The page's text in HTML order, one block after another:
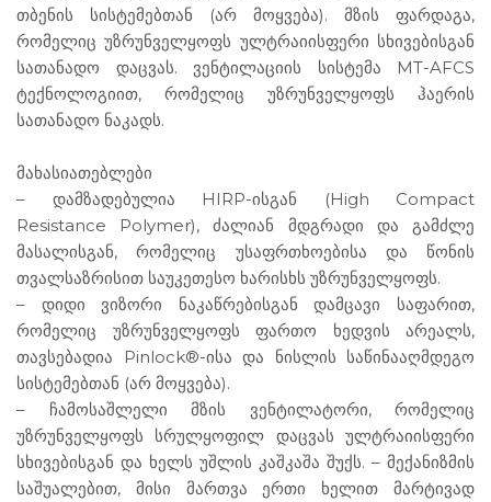
თბენის სისტემებთან (არ მოყვება). მზის ფარდაგა,
რომელიც უზრუნველყოფს ულტრაიისფერი სხივებისგან
სათანადო დაცვას. ვენტილაციის სისტემა MT-AFCS
ტექნოლოგიით, რომელიც უზრუნველყოფს ჰაერის
სათანადო ნაკადს.
მახასიათებლები
– დამზადებულია HIRP-ისგან (High Compact
Resistance Polymer), ძალიან მდგრადი და გამძლე
მასალისგან, რომელიც უსაფრთხოებისა და წონის
თვალსაზრისით საუკეთესო ხარისხს უზრუნველყოფს.
– დიდი ვიზორი ნაკაწრებისგან დამცავი საფარით,
რომელიც უზრუნველყოფს ფართო ხედვის არეალს,
თავსებადია Pinlock®-ისა და ნისლის საწინააღმდეგო
სისტემებთან (არ მოყვება).
– ჩამოსაშლელი მზის ვენტილატორი, რომელიც
უზრუნველყოფს სრულყოფილ დაცვას ულტრაიისფერი
სხივებისგან და ხელს უშლის კაშკაშა შუქს. – მექანიზმის
საშუალებით, მისი მართვა ერთი ხელით მარტივად